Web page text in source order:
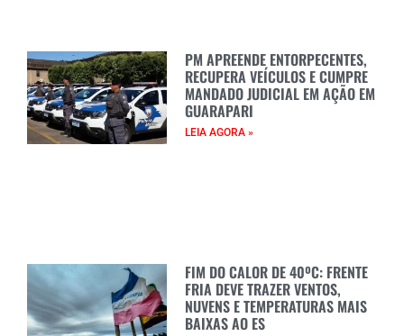
PM APREENDE ENTORPECENTES,
RECUPERA VEÍCULOS E CUMPRE
MANDADO JUDICIAL EM AÇÃO EM
GUARAPARI
LEIA AGORA »
FIM DO CALOR DE 40ºC: FRENTE
FRIA DEVE TRAZER VENTOS,
NUVENS E TEMPERATURAS MAIS
BAIXAS AO ES